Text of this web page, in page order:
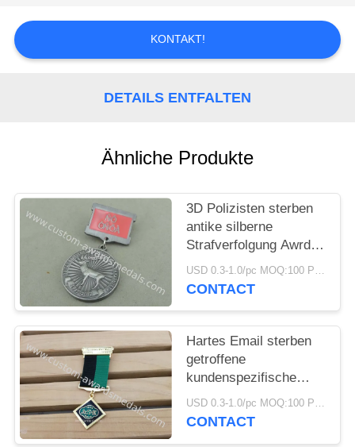
NACHRICHTEN
POLICY
KONTAKT!
DETAILS ENTFALTEN
Ähnliche Produkte
3D Polizisten sterben
antike silberne
Strafverfolgung Awrds-
Medaillen gestempelte
Zink-Legierung
USD 0.3-1.0/pc MOQ:100 PC pro Entwurf
CONTACT
Hartes Email sterben
getroffene
kundenspezifische
Preis-Medaillen für
Armee Hornor mit
USD 0.3-1.0/pc MOQ:100 PC pro Entwurf
CONTACT